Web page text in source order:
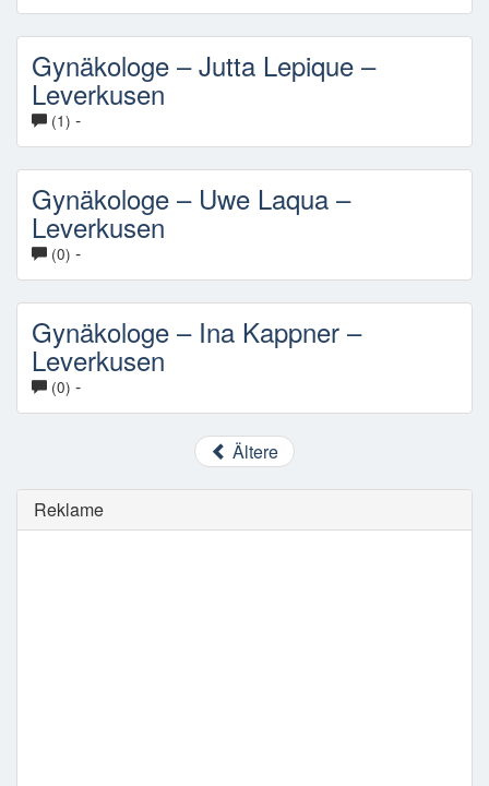
Gynäkologe – Jutta Lepique –
Leverkusen
(1) -
Gynäkologe – Uwe Laqua –
Leverkusen
(0) -
Gynäkologe – Ina Kappner –
Leverkusen
(0) -
Ältere
Reklame